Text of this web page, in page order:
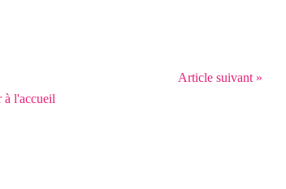
Article suivant »
à l'accueil